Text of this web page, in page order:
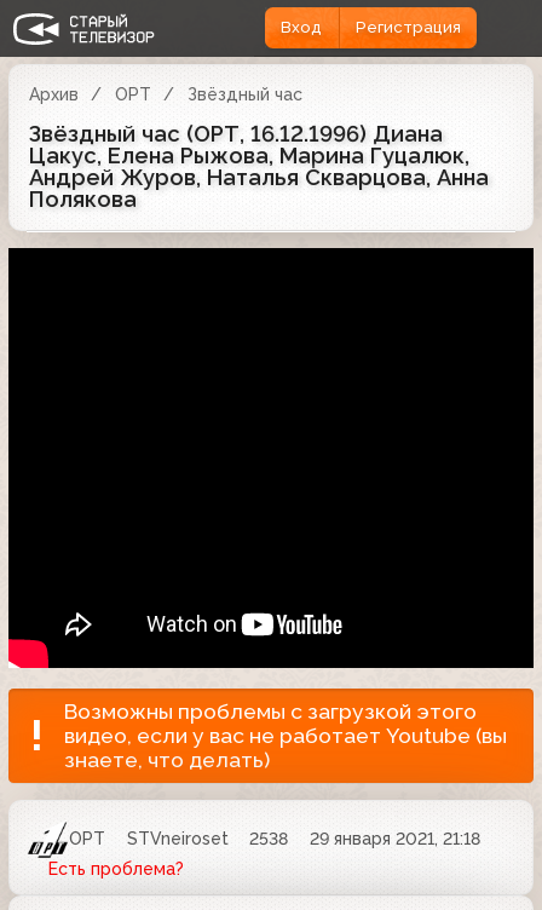
Вход Регистрация
Архив ОРТ Звёздный час
Звёздный час (ОРТ, 16.12.1996) Диана
Цакус, Елена Рыжова, Марина Гуцалюк,
Андрей Журов, Наталья Скварцова, Анна
Полякова
Возможны проблемы с загрузкой этого
видео, если у вас не работает Youtube (вы
знаете, что делать)
ОРТ STVneiroset 2538
29 января 2021, 21:18
Есть проблема?